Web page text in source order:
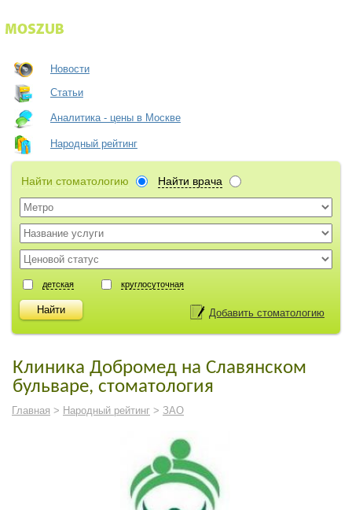
Новости
Статьи
Аналитика - цены в Москве
Народный рейтинг
Найти стоматологию Найти врача
детская круглосуточная
Добавить стоматологию
Клиника Добромед на Славянском
бульваре, стоматология
Главная > Народный рейтинг > ЗАО